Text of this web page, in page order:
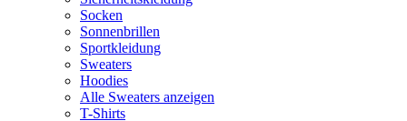
Socken
Sonnenbrillen
Sportkleidung
Sweaters
Hoodies
Alle Sweaters anzeigen
T-Shirts